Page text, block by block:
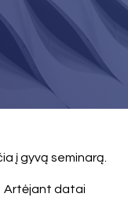
į gyvą seminarą.
Artėjant datai